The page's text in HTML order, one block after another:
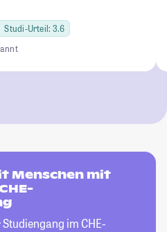
Studi-Urteil: 3.6
Menschen mit
im CHE-